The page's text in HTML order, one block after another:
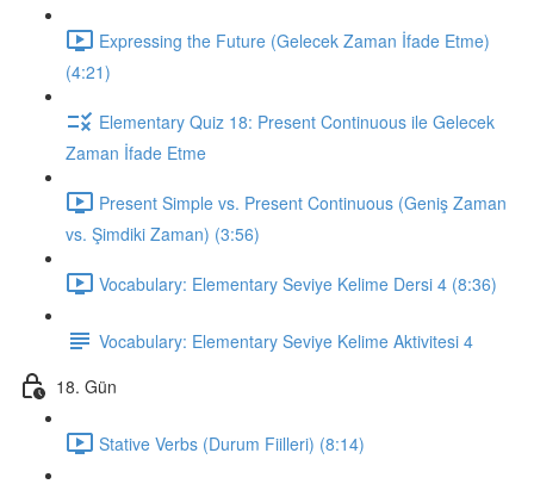
Expressing the Future (Gelecek Zaman İfade Etme)
(4:21)
Elementary Quiz 18: Present Continuous ile Gelecek
Zaman İfade Etme
Present Simple vs. Present Continuous (Geniş Zaman
vs. Şimdiki Zaman) (3:56)
Vocabulary: Elementary Seviye Kelime Dersi 4 (8:36)
Vocabulary: Elementary Seviye Kelime Aktivitesi 4
18. Gün
Stative Verbs (Durum Fiilleri) (8:14)